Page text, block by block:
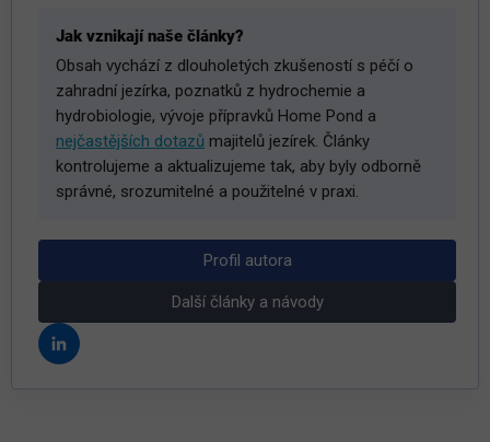
Jak vznikají naše články?
Obsah vychází z dlouholetých zkušeností s péčí o
zahradní jezírka, poznatků z hydrochemie a
hydrobiologie, vývoje přípravků Home Pond a
nejčastějších dotazů majitelů jezírek. Články
kontrolujeme a aktualizujeme tak, aby byly odborně
správné, srozumitelné a použitelné v praxi.
Profil autora
Další články a návody